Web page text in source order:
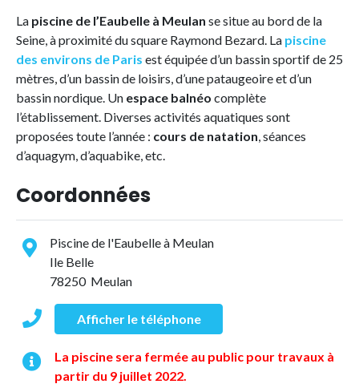
La piscine de l’Eaubelle à Meulan se situe au bord de la
Seine, à proximité du square Raymond Bezard. La piscine
des environs de Paris est équipée d’un bassin sportif de 25
mètres, d’un bassin de loisirs, d’une pataugeoire et d’un
bassin nordique. Un espace balnéo complète
l’établissement. Diverses activités aquatiques sont
proposées toute l’année : cours de natation, séances
d’aquagym, d’aquabike, etc.
Coordonnées
Piscine de l'Eaubelle à Meulan
Ile Belle
78250 Meulan
Afficher le téléphone
La piscine sera fermée au public pour travaux à
partir du 9 juillet 2022.